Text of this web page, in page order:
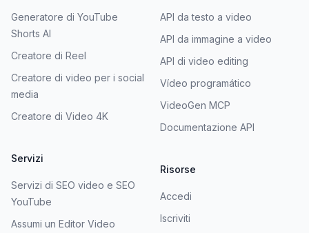
Generatore di YouTube
Shorts AI
Creatore di Reel
Creatore di video per i social
media
Creatore di Video 4K
Servizi
Servizi di SEO video e SEO
YouTube
Assumi un Editor Video
API da testo a video
API da immagine a video
API di video editing
Vídeo programático
VideoGen MCP
Documentazione API
Risorse
Accedi
Iscriviti